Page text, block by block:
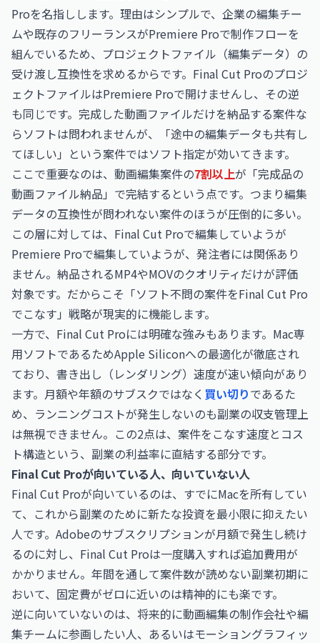
Proを名指しします。理由はシンプルで、企業の編集チー
ムや既存のフリーランスがPremiere Proで制作フローを
組んでいるため、プロジェクトファイル（編集データ）の
受け渡し互換性を求めるからです。Final Cut Proのプロジ
ェクトファイルはPremiere Proで開けませんし、その逆
も同じです。完成した動画ファイルだけを納品する案件な
らソフトは問われませんが、「途中の編集データも共有し
てほしい」という案件ではソフト指定が効いてきます。
ここで重要なのは、動画編集案件の7割以上が「完成品の
動画ファイル納品」で完結するという点です。つまり編集
データの互換性が問われない案件のほうが圧倒的に多い。
この層に対しては、Final Cut Proで編集していようが
Premiere Proで編集していようが、発注者には関係あり
ません。納品されるMP4やMOVのクオリティだけが評価
対象です。だからこそ「ソフト不問の案件をFinal Cut Pro
でこなす」戦略が現実的に機能します。
一方で、Final Cut Proには明確な強みもあります。Mac専
用ソフトであるためApple Siliconへの最適化が徹底され
ており、書き出し（レンダリング）速度が速い傾向があり
ます。月額や年額のサブスクではなく 買い切りであるた
め、ランニングコストが発生しないのも副業の収支管理上
は無視できません。この2点は、案件をこなす速度とコス
ト構造という、副業の利益率に直結する部分です。
Final Cut Proが向いている人、向いていない人
Final Cut Proが向いているのは、すでにMacを所有してい
て、これから副業のために新たな投資を最小限に抑えたい
人です。Adobeのサブスクリプションが月額で発生し続け
るのに対し、Final Cut Proは一度購入すれば追加費用が
かかりません。年間を通して案件数が読めない副業初期に
おいて、固定費がゼロに近いのは精神的にも楽です。
逆に向いていないのは、将来的に動画編集の制作会社や編
集チームに参画したい人、あるいはモーショングラフィッ